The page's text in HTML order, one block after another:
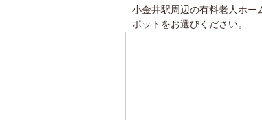
小金井駅周辺の有料老人ホー
ポットをお選びください。